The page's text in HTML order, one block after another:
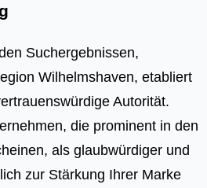
Suchergebnissen,
Wilhelmshaven, etabliert
Autorität.
die prominent in den
als glaubwürdiger und
zur Stärkung Ihrer Marke